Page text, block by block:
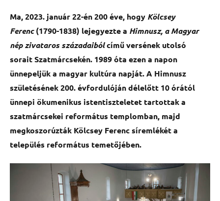
Ma, 2023. január 22-én 200 éve, hogy Kölcsey
Ferenc(1790-1838) lejegyezte a Himnusz, a Magyar
nép zivataros századaibólcímű versének utolsó
sorait Szatmárcsekén. 1989 óta ezen a napon
ünnepeljük a magyar kultúra napját. A Himnusz
születésének 200. évfordulóján délelőtt 10 órától
ünnepi ökumenikus istentiszteletet tartottak a
szatmárcsekei református templomban, majd
megkoszorúzták Kölcsey Ferenc síremlékét a
település református temetőjében.